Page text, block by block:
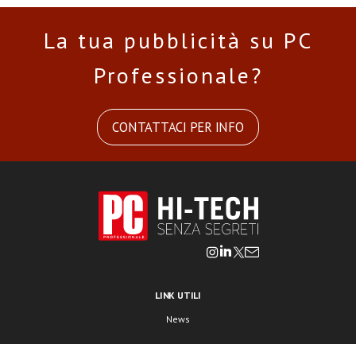
La tua pubblicità su PC
Professionale?
CONTATTACI PER INFO
LINK UTILI
News